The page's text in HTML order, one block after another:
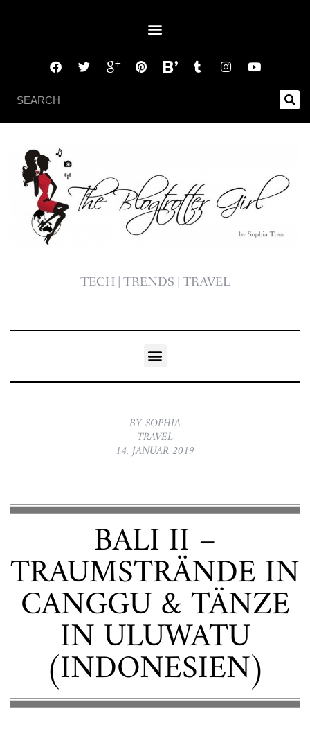
TECH | TRENDS | TRAVEL
BY SOPHIA
TRAVEL
14. JANUAR 2019
BALI II –
TRAUMSTRÄNDE IN
CANGGU & TÄNZE
IN ULUWATU
(INDONESIEN)